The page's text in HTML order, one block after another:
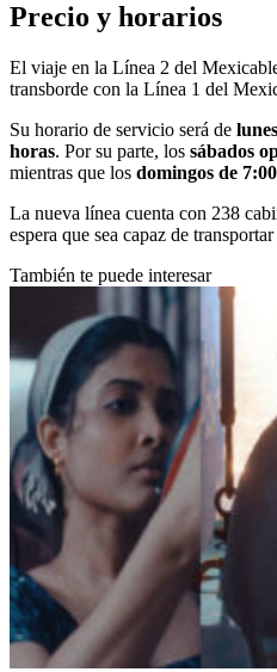
Precio y horarios
El viaje en la Línea 2 del
transborde con la Línea 1 del
Su horario de servicio será de
horas. Por su parte, los sábados
mientras que los domingos de
La nueva línea cuenta con 238
espera que sea capaz de
También te puede interesar